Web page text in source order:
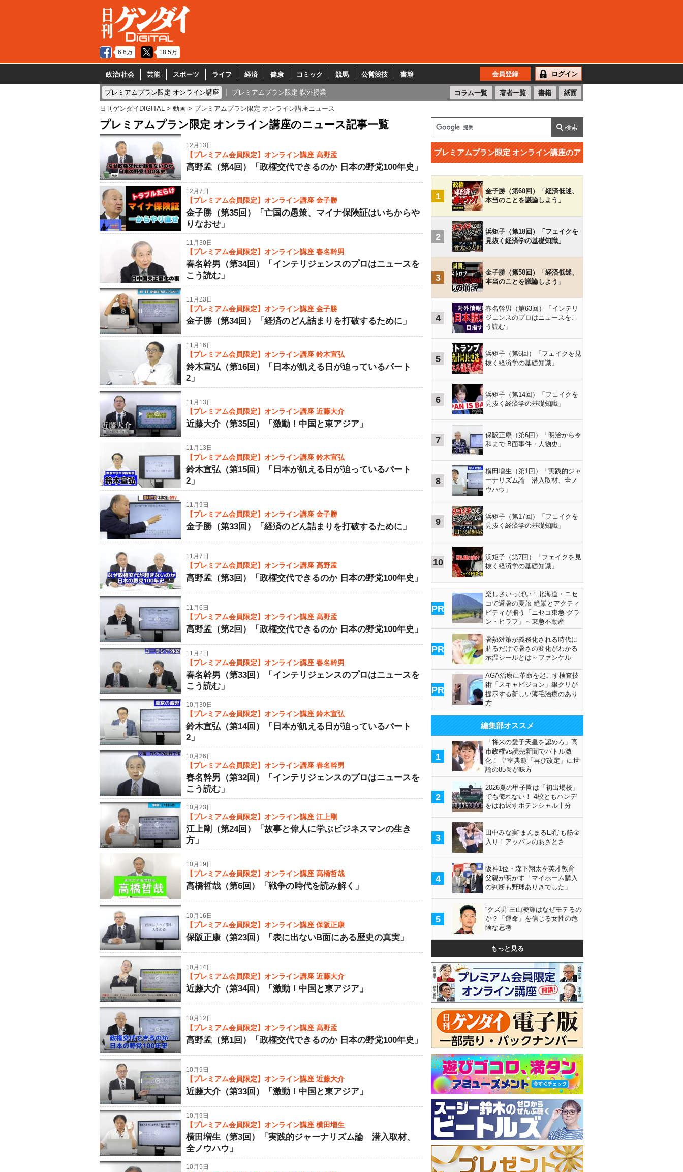
6.6万 18.5万
政治/社会 芸能 スポーツ ライフ 経済 健康 コミック 競馬 公営競技 書籍 会員登録 ログイン
プレミアムプラン限定 オンライン講座 プレミアムプラン限定 課外授業 コラム一覧 著者一覧 書籍 紙面
日刊ゲンダイDIGITAL 動画 プレミアムプラン限定 オンライン講座ニュース
プレミアムプラン限定 オンライン講座のニュース記事一覧
12月13日
【プレミアム会員限定】オンライン講座 高野孟
高野孟（第4回）「政権交代できるのか 日本の野党100年史」
12月7日
【プレミアム会員限定】オンライン講座 金子勝
金子勝（第35回）「亡国の愚策、マイナ保険証はいちからや
りなおせ」
11月30日
【プレミアム会員限定】オンライン講座 春名幹男
春名幹男（第34回）「インテリジェンスのプロはニュースを
こう読む」
11月23日
【プレミアム会員限定】オンライン講座 金子勝
金子勝（第34回）「経済のどん詰まりを打破するために」
11月16日
【プレミアム会員限定】オンライン講座 鈴木宣弘
鈴木宣弘（第16回）「日本が飢える日が迫っているパート
2」
11月13日
【プレミアム会員限定】オンライン講座 近藤大介
近藤大介（第35回）「激動！中国と東アジア」
11月13日
【プレミアム会員限定】オンライン講座 鈴木宣弘
鈴木宣弘（第15回）「日本が飢える日が迫っているパート
2」
11月9日
【プレミアム会員限定】オンライン講座 金子勝
金子勝（第33回）「経済のどん詰まりを打破するために」
11月7日
【プレミアム会員限定】オンライン講座 高野孟
高野孟（第3回）「政権交代できるのか 日本の野党100年史」
11月6日
【プレミアム会員限定】オンライン講座 高野孟
高野孟（第2回）「政権交代できるのか 日本の野党100年史」
11月2日
【プレミアム会員限定】オンライン講座 春名幹男
春名幹男（第33回）「インテリジェンスのプロはニュースを
こう読む」
10月30日
【プレミアム会員限定】オンライン講座 鈴木宣弘
鈴木宣弘（第14回）「日本が飢える日が迫っているパート
2」
10月26日
【プレミアム会員限定】オンライン講座 春名幹男
春名幹男（第32回）「インテリジェンスのプロはニュースを
こう読む」
10月23日
【プレミアム会員限定】オンライン講座 江上剛
江上剛（第24回）「故事と偉人に学ぶビジネスマンの生き
方」
10月19日
【プレミアム会員限定】オンライン講座 高橋哲哉
高橋哲哉（第6回）「戦争の時代を読み解く」
10月16日
【プレミアム会員限定】オンライン講座 保阪正康
保阪正康（第23回）「表に出ないB面にある歴史の真実」
10月14日
【プレミアム会員限定】オンライン講座 近藤大介
近藤大介（第34回）「激動！中国と東アジア」
10月12日
【プレミアム会員限定】オンライン講座 高野孟
高野孟（第1回）「政権交代できるのか 日本の野党100年史」
10月9日
【プレミアム会員限定】オンライン講座 近藤大介
近藤大介（第33回）「激動！中国と東アジア」
10月9日
【プレミアム会員限定】オンライン講座 横田増生
横田増生（第3回）「実践的ジャーナリズム論 潜入取材、
全ノウハウ」
10月5日
プレミアムプラン限定 オンライン講座のア
1
金子勝（第60回）「経済低迷、
本当のことを議論しよう」
2
浜矩子（第18回）「フェイクを
見抜く経済学の基礎知識」
3
金子勝（第58回）「経済低迷、
本当のことを議論しよう」
4
春名幹男（第63回）「インテリ
ジェンスのプロはニュースをこ
う読む」
5
浜矩子（第6回）「フェイクを見
抜く経済学の基礎知識」
6
浜矩子（第14回）「フェイクを
見抜く経済学の基礎知識」
7
保阪正康（第6回）「明治から令
和まで B面事件・人物史」
8
横田増生（第1回）「実践的ジャ
ーナリズム論 潜入取材、全ノ
ウハウ」
9
浜矩子（第17回）「フェイクを
見抜く経済学の基礎知識」
10
浜矩子（第7回）「フェイクを見
抜く経済学の基礎知識」
PR
楽しさいっぱい！北海道・ニセ
コで避暑の夏旅 絶景とアクティ
ビティが揃う「ニセコ東急 グラ
ン・ヒラフ」～東急不動産
PR
暑熱対策が義務化される時代に
貼るだけで暑さの変化がわかる
示温シールとは～ファンケル
PR
AGA治療に革命を起こす検査技
術「スキャビジョン」銀クリが
提示する新しい薄毛治療のあり
方
編集部オススメ
1
「将来の愛子天皇を認めろ」高
市政権vs読売新聞でバトル激
化！ 皇室典範「再び改定」に世
論の85％が味方
2
2026夏の甲子園は「初出場校」
でも侮れない！ 4校ともハンデ
をはね返すポテンシャル十分
3
田中みな実“まんまるE乳”も筋金
入り！アッパレのあざとさ
4
阪神1位・森下翔太を英才教育
父親が明かす「マイホーム購入
の判断も野球ありきでした」
5
“クズ男”三山凌輝はなぜモテるの
か？「運命」を信じる女性の危
険な思考
もっと見る